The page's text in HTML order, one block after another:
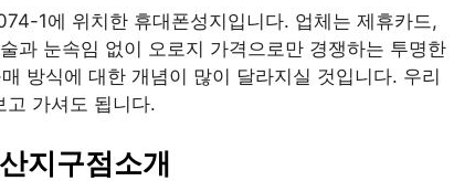
1에 위치한 휴대폰성지입니다. 업체는 제휴카드,
과 눈속임 없이 오로지 가격으로만 경쟁하는 투명한
방식에 대한 개념이 많이 달라지실 것입니다. 우리
고 가셔도 됩니다.
지구점소개